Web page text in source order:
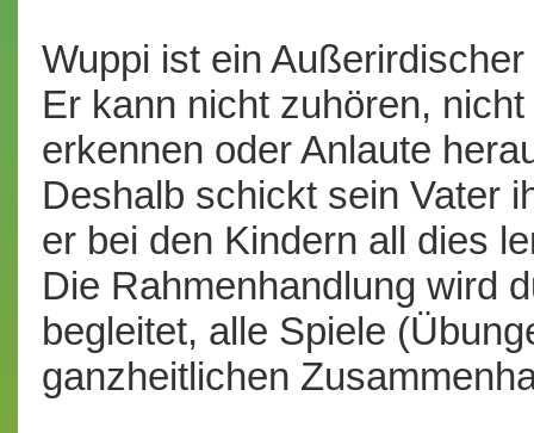
Wuppi ist ein
Er kann nicht zuhören,
erkennen oder Anlaute
Deshalb schickt sein Vater
er bei den Kindern all dies
Die Rahmenhandlung wird
begleitet, alle Spiele
ganzheitlichen